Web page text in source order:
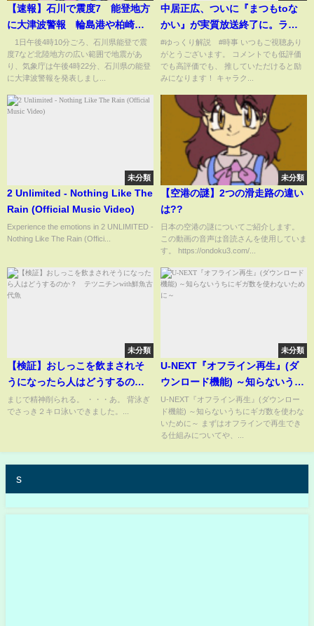
【速報】石川で震度7 能登地方
に大津波警報 輪島港や柏崎市
鯨波などで津波観測(2024年1月1
日)
1日午後4時10分ごろ、石川県能登で震
度7など北陸地方の広い範囲で地震があ
り、気象庁は午後4時22分、石川県の能登
に大津波警報を発表しまし...
中居正広、ついに『まつもtoな
かい』が実質放送終了に。ラジ
オ番組も放送終了、レギュラー
が完全終了。ガーシーの過去発
言が話題。フジテレビ、逃げる
#ゆっくり解説 #時事 いつもご視聴あり
がとうございます。 コメントでも低評価
でも高評価でも、 推していただけると励
みになります！ キャラク...
未分類
2 Unlimited - Nothing Like The
Rain (Official Music Video)
Experience the emotions in 2 UNLIMITED -
Nothing Like The Rain (Offici...
未分類
【空港の謎】2つの滑走路の違い
は??
日本の空港の謎についてご紹介します。
この動画の音声は音読さんを使用していま
す。 https://ondoku3.com/...
未分類
【検証】おしっこを飲まされそ
うになったら人はどうするの
か？ テツニチンwith鮮魚古代
魚
まじで精神削られる。 ・・・あ。 背泳ぎ
でさっき２キロ泳いできました。...
未分類
U-NEXT『オフライン再生』(ダ
ウンロード機能) ～知らないうち
にギガ数を使わないために～
U-NEXT『オフライン再生』(ダウンロー
ド機能) ～知らないうちにギガ数を使わな
いために～ まずはオフラインで再生でき
る仕組みについてや、...
s